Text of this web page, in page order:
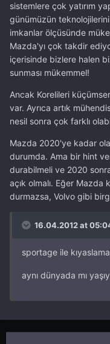
sistemlere çok yatırım
günümüzün
imkanlar ölçüsünde
Mazda'yı çok takdir
içerisinde bizlere halen
sunması mükemmel!
Ancak Korelileri
var. Ayrıca artık
nesil sonra çok farklı
Mazda 2020'ye kadar
durumda. Ama bir hint
durabilmeli ve 2020
açık olmalı. Eğer
durmazsa, Volvo gibi
16.04.2012 at
sportage ile
aynı dünyada mı